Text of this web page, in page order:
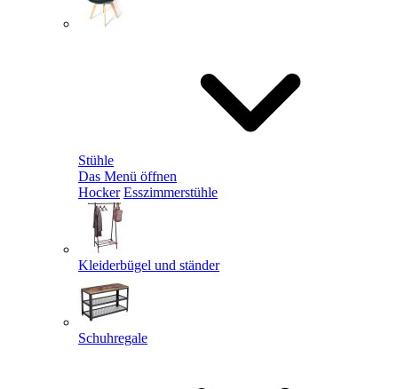
Stühle
Das Menü öffnen
Hocker Esszimmerstühle
Kleiderbügel und ständer
Schuhregale